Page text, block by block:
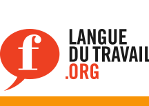
contenu
principal